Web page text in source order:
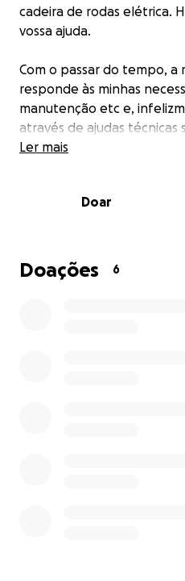
cadeira de rodas elétrica.
vossa ajuda.
Com o passar do tempo, a
responde às minhas
manutenção etc e,
através de ajudas técnicas
situação exige uma solução
feita de fé, resiliência e
meu percurso enquanto
me move todos os dias.
Ler mais
Doar
Doações 6